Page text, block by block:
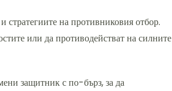
стратегиите на противниковия отбор.
или да противодействат на силните
защитник с по-бърз, за да